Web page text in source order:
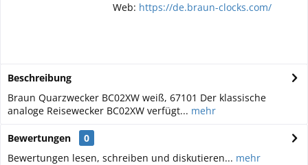
Web: https://de.braun-clocks.com/
Beschreibung
Braun Quarzwecker BC02XW weiß, 67101 Der klassische
analoge Reisewecker BC02XW verfügt... mehr
Bewertungen
0
Bewertungen lesen, schreiben und diskutieren... mehr